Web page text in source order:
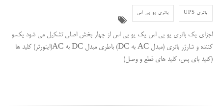
باتری UPS باتری یو پی اس
اجزای یک باتری یو پی اس یک یو پی اس از چهار بخش اصلی تشکیل می شود یکسو
کننده و شارژر باتری (مبدل AC به DC) باطری مبدل DC به AC(اینورتر) کلید ها
(کلید بای پس، کلید های قطع و وصل)